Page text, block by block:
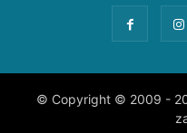
© Copyright © 2009 -